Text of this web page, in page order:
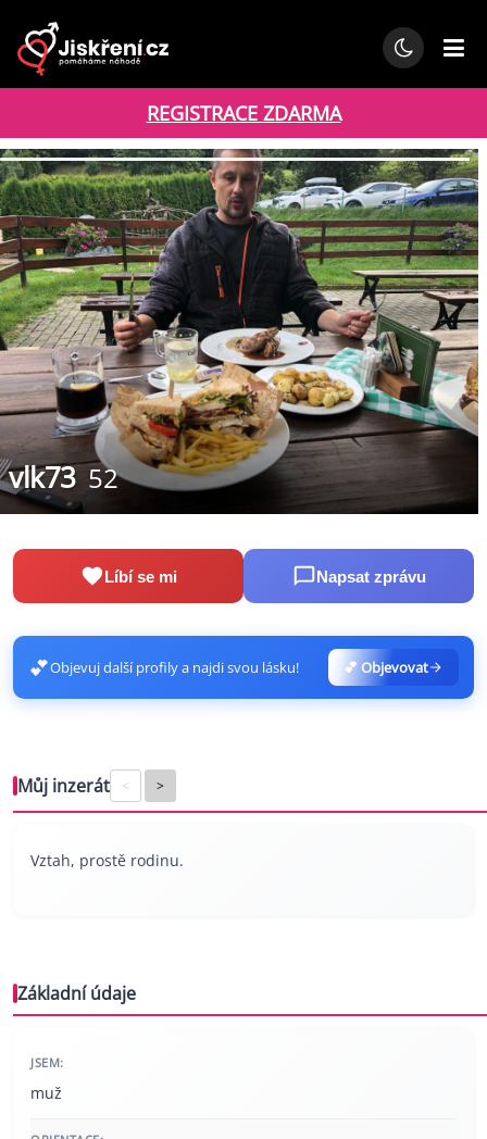
REGISTRACE ZDARMA
vlk73 52
Líbí se mi Napsat zprávu
💕Objevuj další profily a najdi svou lásku! 💕 Objevovat
Můj inzerát < >
Vztah, prostě rodinu.
Základní údaje
JSEM:
muž